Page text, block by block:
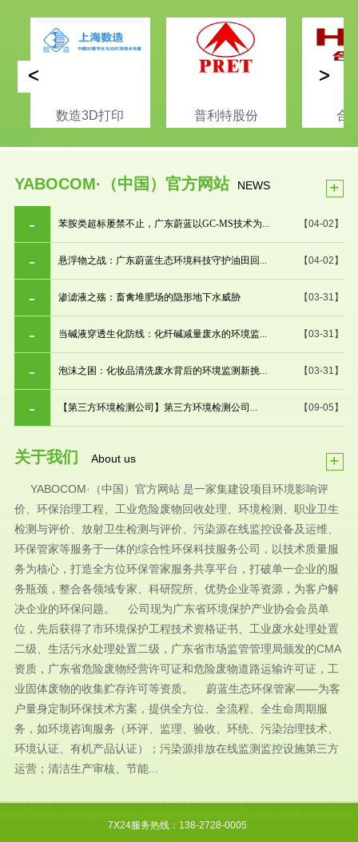
数造3D打印 普利特股份 合
< >
YABOCOM·（中国）官方网站 NEWS +
【04-02】
苯胺类超标屡禁不止，广东蔚蓝以GC-MS技术为...
【04-02】
悬浮物之战：广东蔚蓝生态环境科技守护油田回...
【03-31】
渗滤液之殇：畜禽堆肥场的隐形地下水威胁
【03-31】
当碱液穿透生化防线：化纤碱减量废水的环境监...
【03-31】
泡沫之困：化妆品清洗废水背后的环境监测新挑...
【09-05】
【第三方环境检测公司】第三方环境检测公司...
关于我们 About us +
YABOCOM·（中国）官方网站 是一家集建设项目环境影响评
价、环保治理工程、工业危险废物回收处理、环境检测、职业卫生
检测与评价、放射卫生检测与评价、污染源在线监控设备及运维、
环保管家等服务于一体的综合性环保科技服务公司，以技术质量服
务为核心，打造全方位环保管家服务共享平台，打破单一企业的服
务瓶颈，整合各领域专家、科研院所、优势企业等资源，为客户解
决企业的环保问题。 公司现为广东省环境保护产业协会会员单
位，先后获得了市环境保护工程技术资格证书、工业废水处理处置
二级、生活污水处理处置二级，广东省市场监管管理局颁发的CMA
资质，广东省危险废物经营许可证和危险废物道路运输许可证，工
业固体废物的收集贮存许可等资质。 蔚蓝生态环保管家——为客
户量身定制环保技术方案，提供全方位、全流程、全生命周期服
务，如环境咨询服务（环评、监理、验收、环统、污染治理技术、
环境认证、有机产品认证）；污染源排放在线监测监控设施第三方
运营；清洁生产审核、节能...
7X24服务热线：138-2728-0005